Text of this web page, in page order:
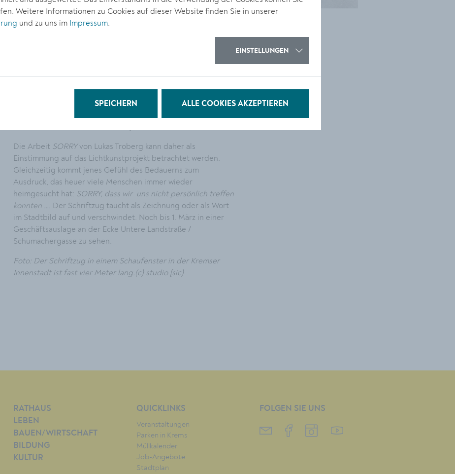
Auslage in der Schumachergasse in der Kremser Altstadt. Was
ist damit gemeint? Ursprünglich warkremskulturhatte für
2020 die Ausstellungsreihe Lichtfest Krems geplant - in
Zusammenarbeit mit dem Stadtmarketing Krems und dem
Die Arbeit SORRYvon Lukas Troberg kann daher als
Einstimmung auf das Lichtkunstprojekt betrachtet werden.
Gleichzeitig kommt jenes Gefühl des Bedauerns zum
Ausdruck, das heuer viele Menschen immer wieder
heimgesucht hat: SORRY, dass wir uns nicht persönlich treffen
konnten …. Der Schriftzug taucht als Zeichnung oder als Wort
im Stadtbild auf und verschwindet. Noch bis 1. März in einer
Geschäftsauslage an der Ecke Untere Landstraße /
Schumachergasse zu sehen.
Foto: Der Schriftzug in einem Schaufenster in der Kremser
Innenstadt ist fast vier Meter lang.(c) studio [sic)
RATHAUS
LEBEN
BAUEN/WIRTSCHAFT
BILDUNG
KULTUR
QUICKLINKS
Veranstaltungen
Parken in Krems
Müllkalender
Job-Angebote
Stadtplan
FOLGEN SIE UNS
Weitere Informationen zu Cookies auf dieser Website finden Sie in unserer
und zu uns im Impressum.
EINSTELLUNGEN
SPEICHERN ALLE COOKIES AKZEPTIEREN